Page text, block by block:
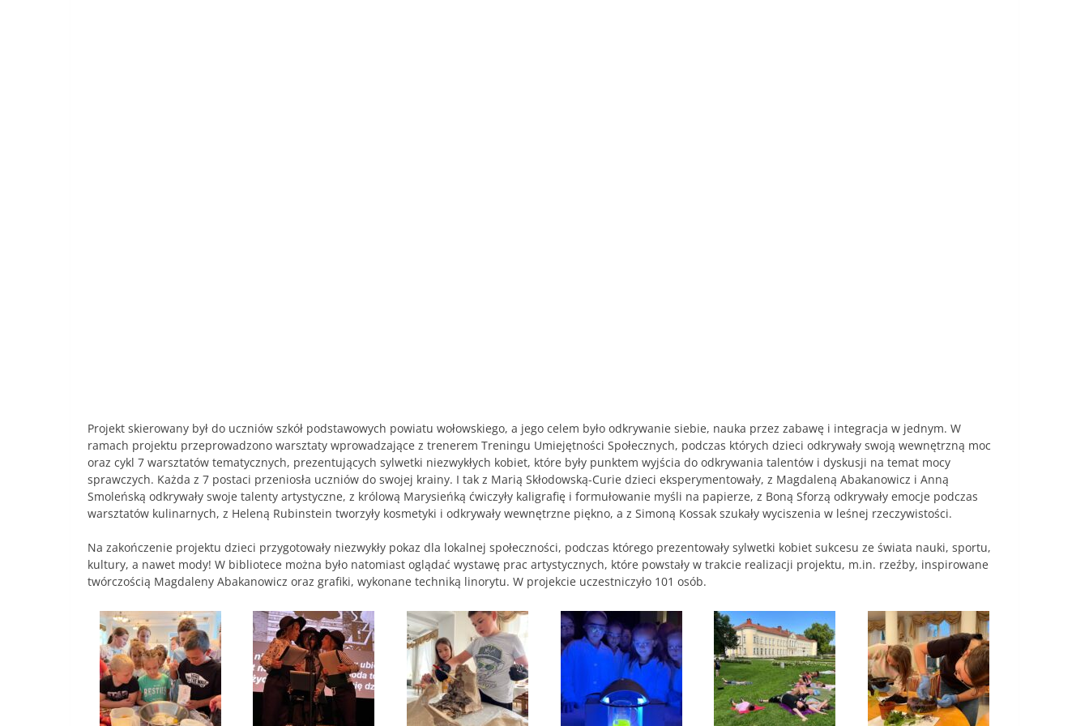
Projekt skierowany był do uczniów szkół podstawowych powiatu wołowskiego, a jego celem było odkrywanie siebie, nauka przez zabawę i integracja w jednym. W
ramach projektu przeprowadzono warsztaty wprowadzające z trenerem Treningu Umiejętności Społecznych, podczas których dzieci odkrywały swoją wewnętrzną moc
oraz cykl 7 warsztatów tematycznych, prezentujących sylwetki niezwykłych kobiet, które były punktem wyjścia do odkrywania talentów i dyskusji na temat mocy
sprawczych. Każda z 7 postaci przeniosła uczniów do swojej krainy. I tak z Marią Skłodowską-Curie dzieci eksperymentowały, z Magdaleną Abakanowicz i Anną
Smoleńską odkrywały swoje talenty artystyczne, z królową Marysieńką ćwiczyły kaligrafię i formułowanie myśli na papierze, z Boną Sforzą odkrywały emocje podczas
warsztatów kulinarnych, z Heleną Rubinstein tworzyły kosmetyki i odkrywały wewnętrzne piękno, a z Simoną Kossak szukały wyciszenia w leśnej rzeczywistości.
Na zakończenie projektu dzieci przygotowały niezwykły pokaz dla lokalnej społeczności, podczas którego prezentowały sylwetki kobiet sukcesu ze świata nauki, sportu,
kultury, a nawet mody! W bibliotece można było natomiast oglądać wystawę prac artystycznych, które powstały w trakcie realizacji projektu, m.in. rzeźby, inspirowane
twórczością Magdaleny Abakanowicz oraz grafiki, wykonane techniką linorytu. W projekcie uczestniczyło 101 osób.